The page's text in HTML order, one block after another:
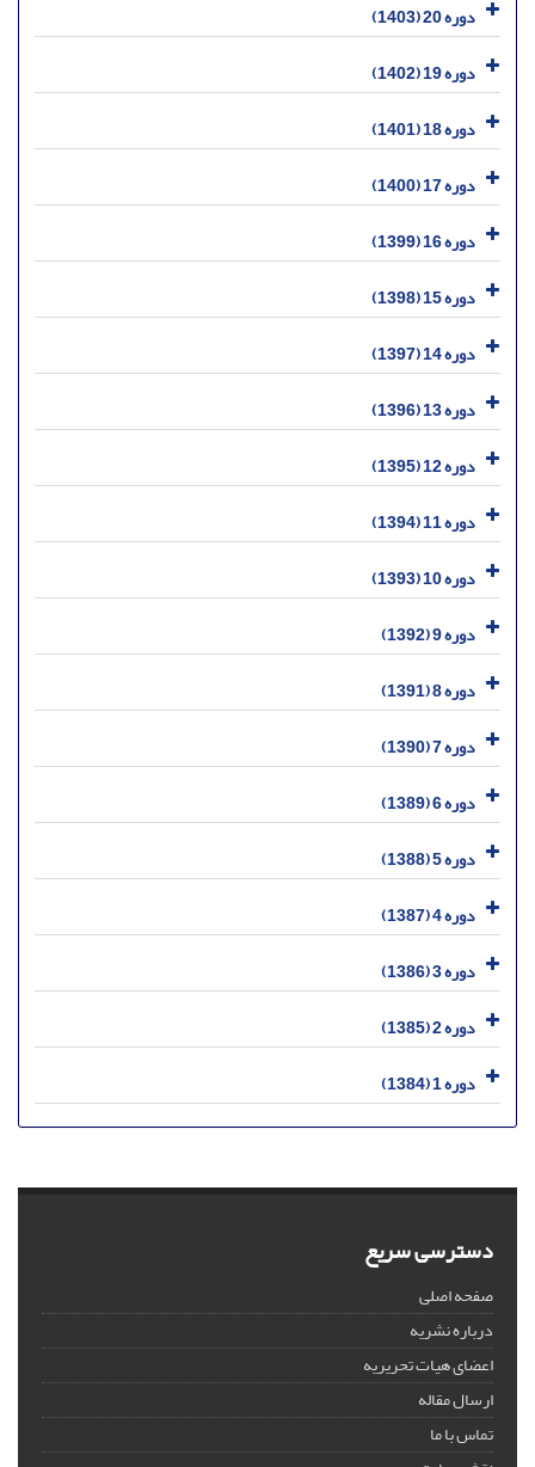
دوره 20 (1403)
دوره 19 (1402)
دوره 18 (1401)
دوره 17 (1400)
دوره 16 (1399)
دوره 15 (1398)
دوره 14 (1397)
دوره 13 (1396)
دوره 12 (1395)
دوره 11 (1394)
دوره 10 (1393)
دوره 9 (1392)
دوره 8 (1391)
دوره 7 (1390)
دوره 6 (1389)
دوره 5 (1388)
دوره 4 (1387)
دوره 3 (1386)
دوره 2 (1385)
دوره 1 (1384)
دسترسی سریع
صفحه اصلی
درباره نشریه
اعضای هیات تحریریه
ارسال مقاله
تماس با ما